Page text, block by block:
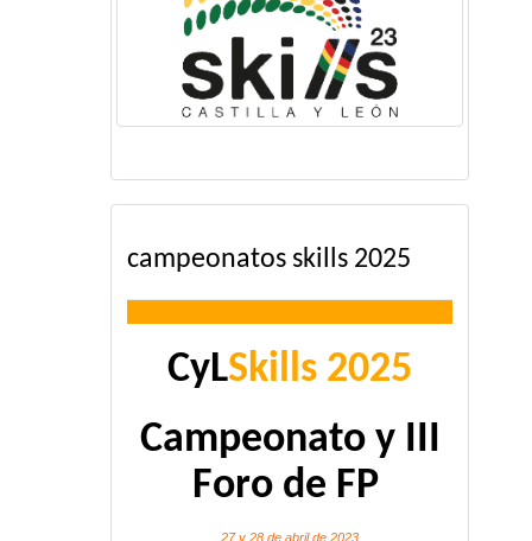
campeonatos skills 2025
CyLSkills 2025
Campeonato y III
Foro de FP
27 y 28 de abril de 2023